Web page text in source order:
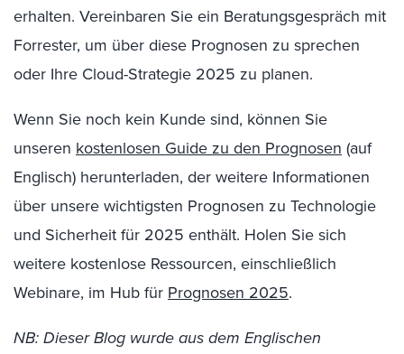
erhalten. Vereinbaren Sie ein Beratungsgespräch mit
Forrester, um über diese Prognosen zu sprechen
oder Ihre Cloud-Strategie 2025 zu planen.
Wenn Sie noch kein Kunde sind, können Sie
unseren kostenlosen Guide zu den Prognosen (auf
Englisch) herunterladen, der weitere Informationen
über unsere wichtigsten Prognosen zu Technologie
und Sicherheit für 2025 enthält. Holen Sie sich
weitere kostenlose Ressourcen, einschließlich
Webinare, im Hub für Prognosen 2025.
NB: Dieser Blog wurde aus dem Englischen